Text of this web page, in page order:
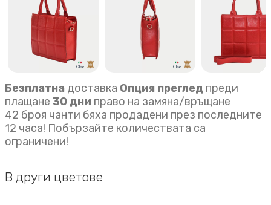
Безплатна доставка Опция преглед преди
плащане 30 дни право на замяна/връщане
42 броя чанти бяха продадени през последните
12 часа! Побързайте количествата са
ограничени!
В други цветове